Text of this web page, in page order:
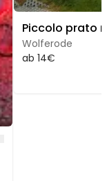
Wolferode
ab 14€